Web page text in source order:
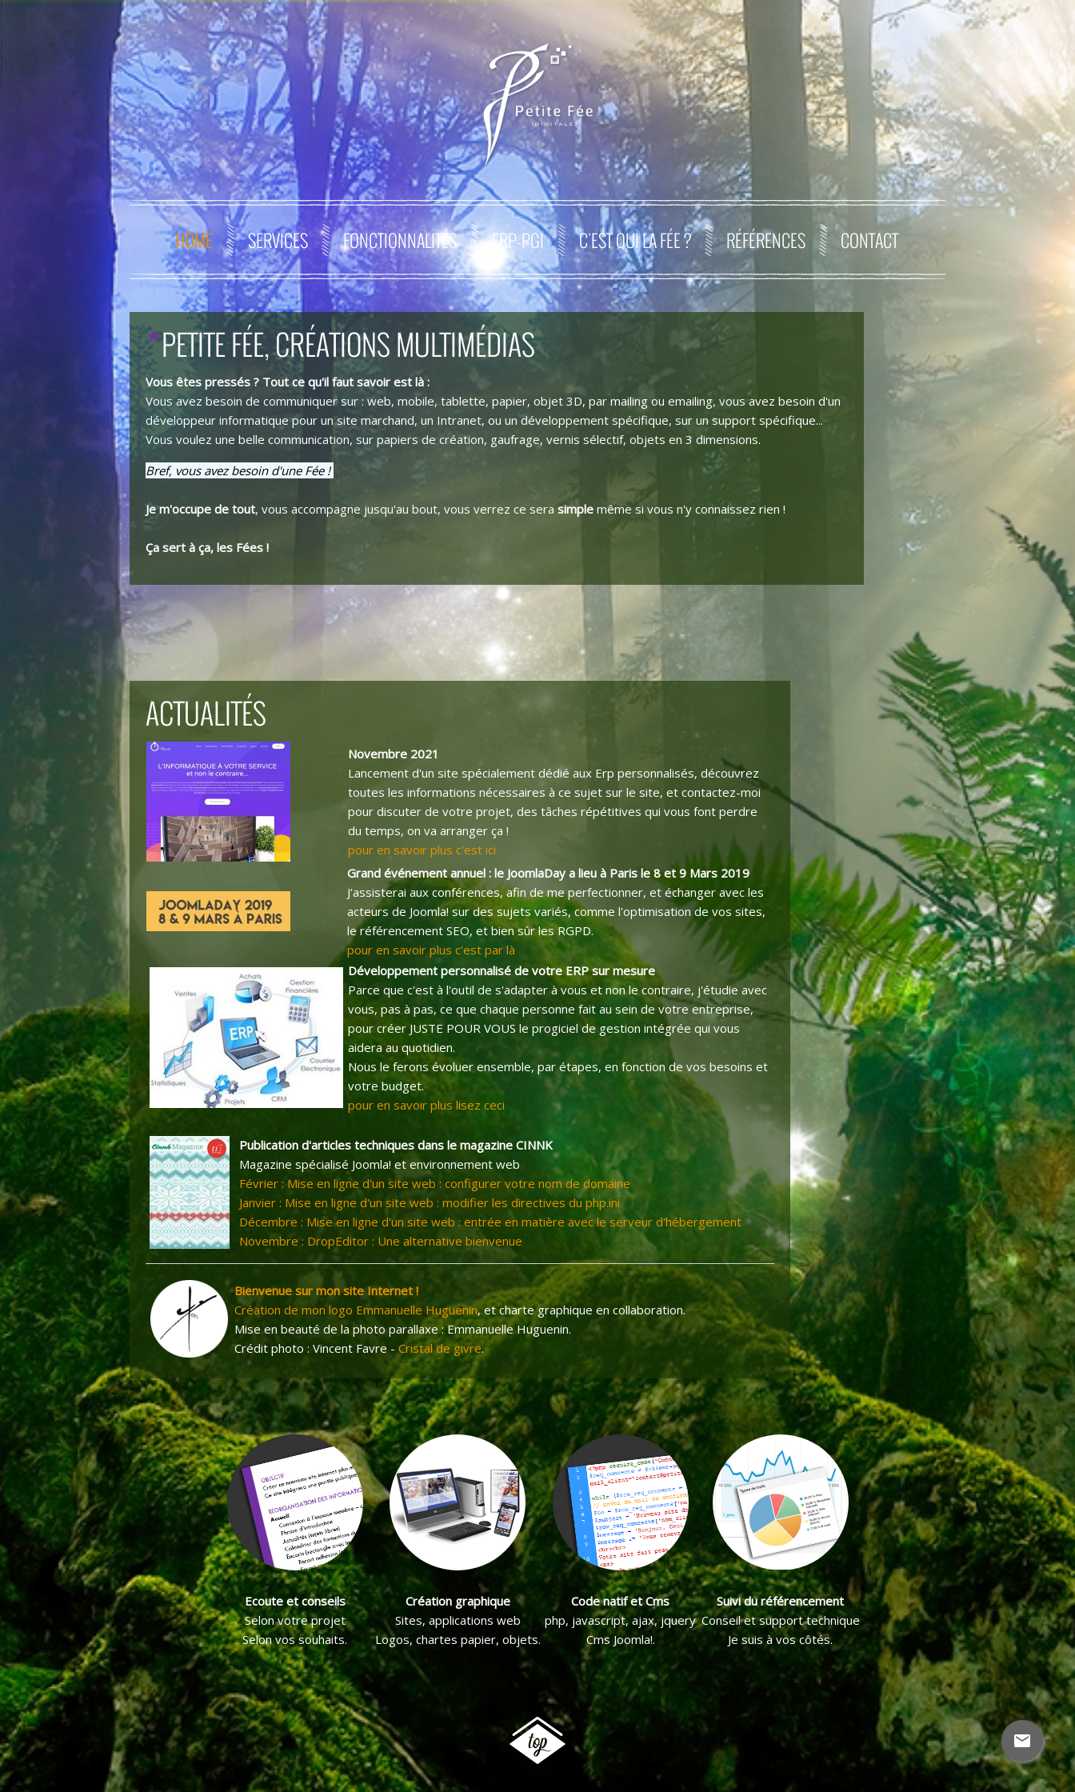
HOME SERVICES FONCTIONNALITÉS ERP-PGI C'EST QUI LA FÉE ? RÉFÉRENCES CONTACT
PETITE FÉE, CRÉATIONS MULTIMÉDIAS
Vous êtes pressés ? Tout ce qu'il faut savoir est là :
Vous avez besoin de communiquer sur : web, mobile, tablette, papier, objet 3D, par mailing ou emailing, vous avez besoin d'un
développeur informatique pour un site marchand, un Intranet, ou un développement spécifique, sur un support spécifique...
Vous voulez une belle communication, sur papiers de création, gaufrage, vernis sélectif, objets en 3 dimensions.
Bref, vous avez besoin d'une Fée !
Je m'occupe de tout, vous accompagne jusqu'au bout, vous verrez ce sera simple même si vous n'y connaissez rien !
Ça sert à ça, les Fées !
ACTUALITÉS
Novembre 2021
Lancement d'un site spécialement dédié aux Erp personnalisés, découvrez
toutes les informations nécessaires à ce sujet sur le site, et contactez-moi
pour discuter de votre projet, des tâches répétitives qui vous font perdre
du temps, on va arranger ça !
pour en savoir plus c'est ici
Grand événement annuel : le JoomlaDay a lieu à Paris le 8 et 9 Mars 2019
J'assisterai aux conférences, afin de me perfectionner, et échanger avec les
acteurs de Joomla! sur des sujets variés, comme l'optimisation de vos sites,
le référencement SEO, et bien sûr les RGPD.
pour en savoir plus c'est par là
Développement personnalisé de votre ERP sur mesure
Parce que c'est à l'outil de s'adapter à vous et non le contraire, j'étudie avec
vous, pas à pas, ce que chaque personne fait au sein de votre entreprise,
pour créer JUSTE POUR VOUS le progiciel de gestion intégrée qui vous
aidera au quotidien.
Nous le ferons évoluer ensemble, par étapes, en fonction de vos besoins et
votre budget.
pour en savoir plus lisez ceci
Publication d'articles techniques dans le magazine CINNK
Magazine spécialisé Joomla! et environnement web
Février : Mise en ligne d'un site web : configurer votre nom de domaine
Janvier : Mise en ligne d'un site web : modifier les directives du php.ini
Décembre : Mise en ligne d'un site web : entrée en matière avec le serveur d'hébergement
Novembre : DropEditor : Une alternative bienvenue
Bienvenue sur mon site Internet !
Création de mon logo Emmanuelle Huguenin, et charte graphique en collaboration.
Mise en beauté de la photo parallaxe : Emmanuelle Huguenin.
Crédit photo : Vincent Favre - Cristal de givre.
Sites auto-adaptatifs
Ecrans, tablettes, portables
Web, administration, intranet.